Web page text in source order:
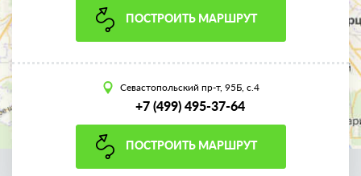
ПОСТРОИТЬ МАРШРУТ
Севастопольский пр-т, 95Б, с.4
+7 (499) 495-37-64
ПОСТРОИТЬ МАРШРУТ